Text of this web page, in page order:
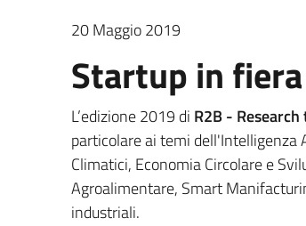
20 Maggio 2019
Startup in
L’edizione 2019 di R2B -
particolare ai temi dell'Intelligenza
Climatici, Economia Circolare e
Agroalimentare, Smart
industriali.